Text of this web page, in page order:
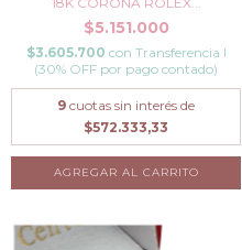
$5.151.000
$3.605.700 con Transferencia I
(30% OFF por pago contado)
9 cuotas sin interés de
$572.333,33
AGREGAR AL CARRITO